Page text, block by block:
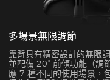
多場景無限調節
靠背具有精密設計的無限
並配備 20° 前傾功能（調
應 7 種不同的使用場景，